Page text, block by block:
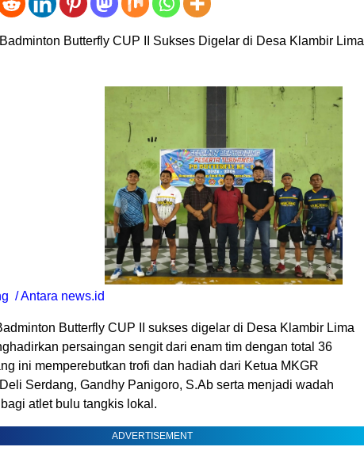
Butterfly CUP II Sukses Digelar di Desa Klambir Lima
/ Antara news.id
Butterfly CUP II sukses digelar di Desa Klambir Lima
persaingan sengit dari enam tim dengan total 36
ini memperebutkan trofi dan hadiah dari Ketua MKGR
Serdang, Gandhy Panigoro, S.Ab serta menjadi wadah
atlet bulu tangkis lokal.
ADVERTISEMENT